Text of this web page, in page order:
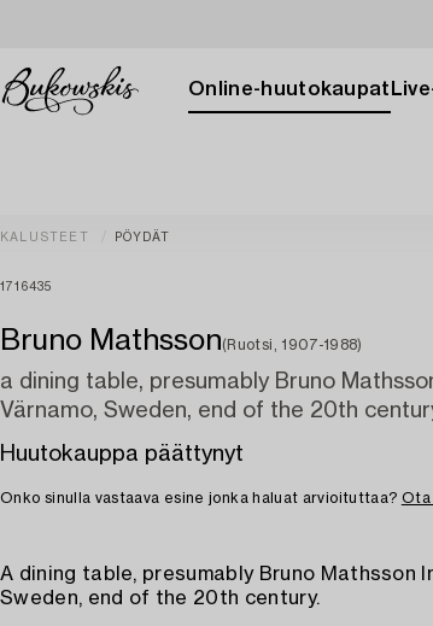
Online-huutokaupat
KALUSTEET PÖYDÄT
1716435
Bruno Mathsson(Ruotsi, 1907-1988)
a dining table, presumably Bruno
Värnamo, Sweden, end of the 20th
Huutokauppa päättynyt
Onko sinulla vastaava esine jonka haluat arvioituttaa? Ota
A dining table, presumably Bruno Mathsson
Sweden, end of the 20th century.